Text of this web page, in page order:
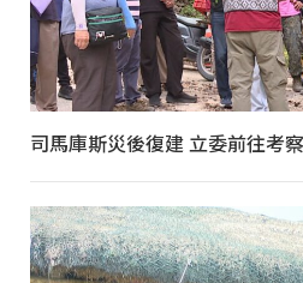
司馬庫斯災後復建 立委前往考